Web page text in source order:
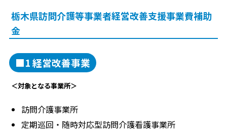
栃木県訪問介護等事業者経営改善支援事業費補助
金
■1 経営改善事業
＜対象となる事業所＞
訪問介護事業所
定期巡回・随時対応型訪問介護看護事業所